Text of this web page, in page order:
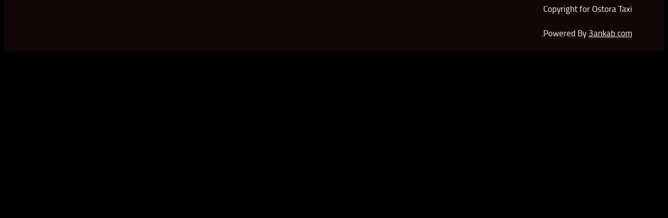
Copyright for Ostora Taxi
Powered By3ankab.com
.